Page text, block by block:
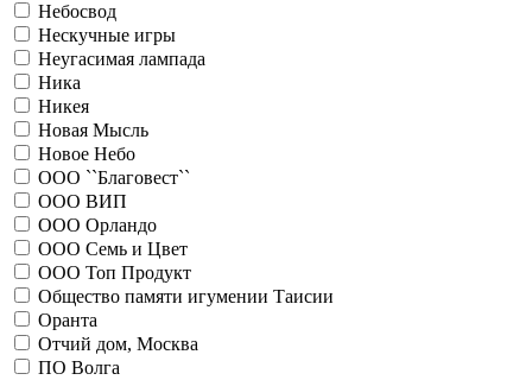
Небосвод
Нескучные игры
Неугасимая лампада
Ника
Никея
Новая Мысль
Новое Небо
ООО ``Благовест``
ООО ВИП
ООО Орландо
ООО Семь и Цвет
ООО Топ Продукт
Общество памяти игумении Таисии
Оранта
Отчий дом, Москва
ПО Волга